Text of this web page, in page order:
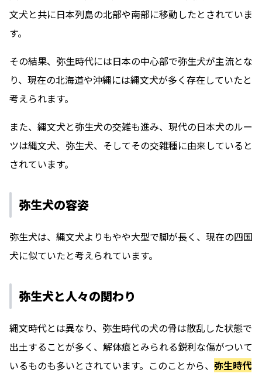
文犬と共に日本列島の北部や南部に移動したとされていま
す。
その結果、弥生時代には日本の中心部で弥生犬が主流とな
り、現在の北海道や沖縄には縄文犬が多く存在していたと
考えられます。
また、縄文犬と弥生犬の交雑も進み、現代の日本犬のルー
ツは縄文犬、弥生犬、そしてその交雑種に由来していると
されています。
弥生犬の容姿
弥生犬は、縄文犬よりもやや大型で脚が長く、現在の四国
犬に似ていたと考えられています。
弥生犬と人々の関わり
縄文時代とは異なり、弥生時代の犬の骨は散乱した状態で
出土することが多く、解体痕とみられる鋭利な傷がついて
いるものも多いとされています。このことから、 弥生時代